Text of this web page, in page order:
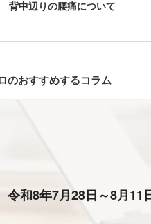
背中辺りの腰痛について
のおすすめするコラム
令和8年7月28日～8月11